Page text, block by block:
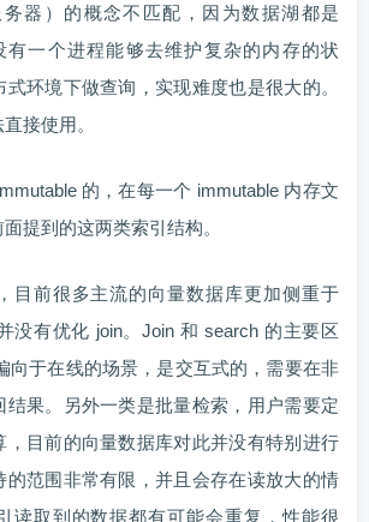
务器）的概念不匹配，因为数据湖都是
有一个进程能够去维护复杂的内存的状
环境下做查询，实现难度也是很大的。
接使用。
的，在每一个 immutable 内存文
提到的这两类索引结构。
目前很多主流的向量数据库更加侧重于
没有优化 join。Join 和 search 的主要区
向于在线的场景，是交互式的，需要在非
结果。另外一类是批量检索，用户需要定
，目前的向量数据库对此并没有特别进行
的范围非常有限，并且会存在读放大的情
读取到的数据都有可能会重复，性能很